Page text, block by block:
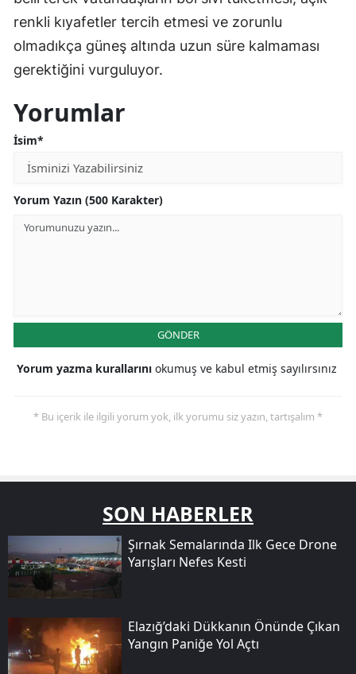
renkli kıyafetler tercih etmesi ve zorunlu
olmadıkça güneş altında uzun süre kalmaması
gerektiğini vurguluyor.
Yorumlar
İsim*
Yorum Yazın (500 Karakter)
GÖNDER
Yorum yazma kurallarını okumuş ve kabul etmiş sayılırsınız
* Bu içerik ile ilgili yorum yok, ilk yorumu siz yazın, tartışalım *
SON HABERLER
Şırnak Semalarında Ilk Gece Drone
Yarışları Nefes Kesti
Elazığ’daki Dükkanın Önünde Çıkan
Yangın Paniğe Yol Açtı